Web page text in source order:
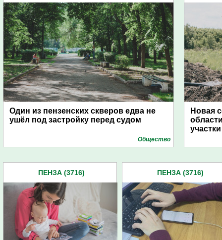
Один из пензенских скверов едва не
ушёл под застройку перед судом
Общество
Новая
ПЕНЗА (3716) ПЕНЗА (3716)